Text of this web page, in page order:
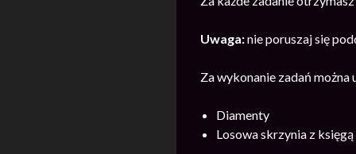
Uwaga:nie poruszaj się
Za wykonanie zadań można
Diamenty
Losowa skrzynia z